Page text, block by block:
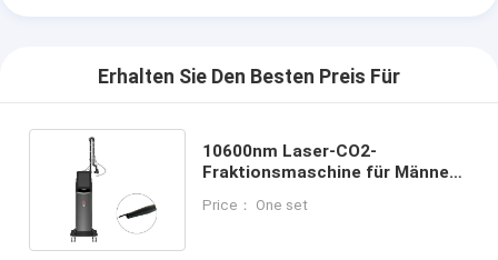
Erhalten Sie Den Besten Preis Für
10600nm Laser-CO2-
Fraktionsmaschine für Männer
Leistung
Price： One set